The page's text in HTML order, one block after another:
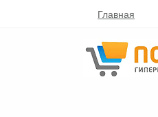
Главная